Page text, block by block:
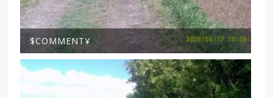
$COMMENT¥